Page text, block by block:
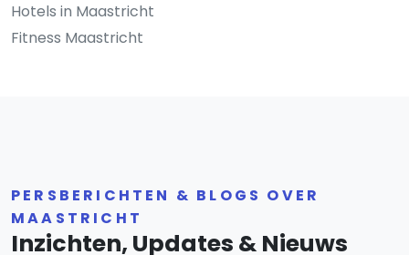
Hotels in Maastricht
Fitness Maastricht
PERSBERICHTEN & BLOGS OVER
MAASTRICHT
Inzichten, Updates & Nieuws